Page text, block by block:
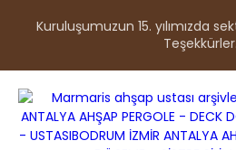
Kuruluşumuzun 15. yılımızda